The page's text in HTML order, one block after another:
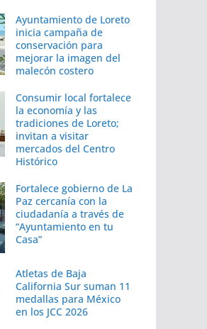
Ayuntamiento de Loreto
inicia campaña de
conservación para
mejorar la imagen del
malecón costero
Consumir local fortalece
la economía y las
tradiciones de Loreto;
invitan a visitar
mercados del Centro
Histórico
Fortalece gobierno de La
Paz cercanía con la
ciudadanía a través de
“Ayuntamiento en tu
Casa”
Atletas de Baja
California Sur suman 11
medallas para México
en los JCC 2026